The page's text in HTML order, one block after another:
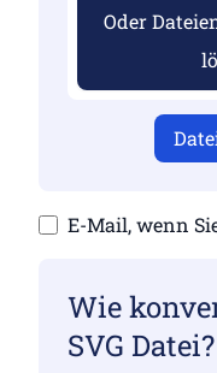
Oder
E-Mail, wenn
Wie
SVG Datei?